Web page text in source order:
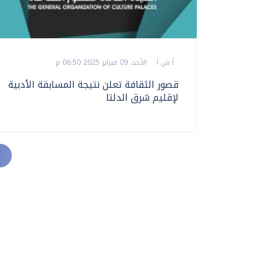
أ ش أ الأحد، 09 فبراير 2025 06:50 م
قصور الثقافة تعلن نتيجة المسابقة الأدبية
لإقليم شرق الدلتا